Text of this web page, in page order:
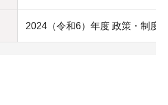
2024（令和6）年度 政策・制度